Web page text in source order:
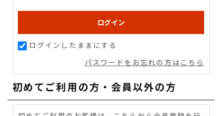
ログインしたままにする
パスワードをお忘れの方はこちら
初めてご利用の方・会員以外の方